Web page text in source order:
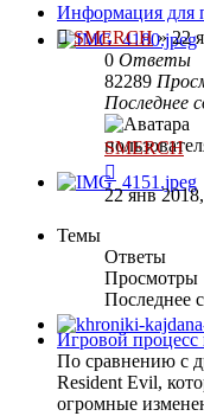
Информация для
SMERCH»22
0 Ответы
82289
Последнее
SMERCH
22 янв
Темы
Ответы
Просмотры
Последнее
Игровой процесс
По сравнению с
Resident Evil,
огромные